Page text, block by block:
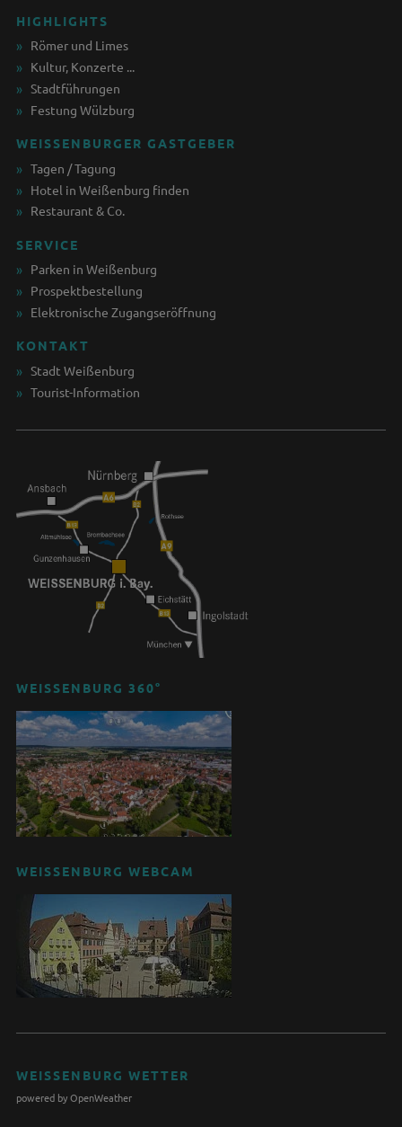
HIGHLIGHTS
Römer und Limes
Kultur, Konzerte ...
Stadtführungen
Festung Wülzburg
WEISSENBURGER GASTGEBER
Tagen / Tagung
Hotel in Weißenburg finden
Restaurant & Co.
SERVICE
Parken in Weißenburg
Prospektbestellung
Elektronische Zugangseröffnung
KONTAKT
Stadt Weißenburg
Tourist-Information
WEISSENBURG 360°
WEISSENBURG WEBCAM
WEISSENBURG WETTER
powered by OpenWeather